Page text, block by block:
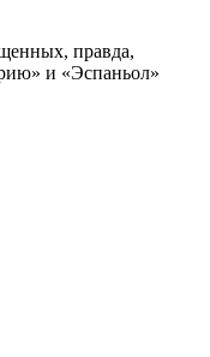
правда,
и «Эспаньол»